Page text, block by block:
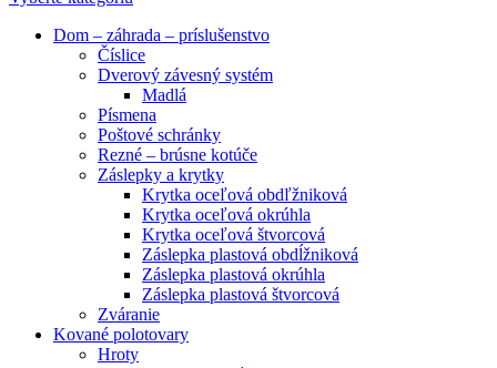
Dom – záhrada – príslušenstvo
Číslice
Dverový závesný systém
Madlá
Písmena
Poštové schránky
Rezné – brúsne kotúče
Záslepky a krytky
Krytka oceľová obdľžniková
Krytka oceľová okrúhla
Krytka oceľová štvorcová
Záslepka plastová obdĺžniková
Záslepka plastová okrúhla
Záslepka plastová štvorcová
Zváranie
Kované polotovary
Hroty